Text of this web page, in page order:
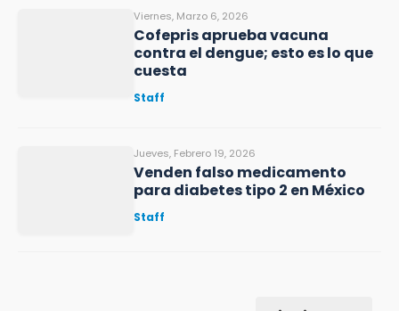
Viernes, Marzo 6, 2026
Cofepris aprueba vacuna
contra el dengue; esto es lo que
cuesta
Staff
Jueves, Febrero 19, 2026
Venden falso medicamento
para diabetes tipo 2 en México
Staff